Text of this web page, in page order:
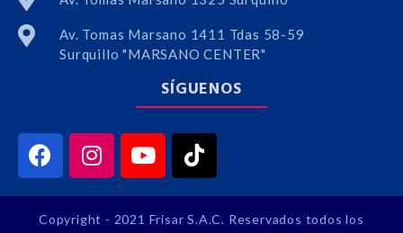
Av. Tomas Marsano 1411 Tdas 58-59
Surquillo "MARSANO CENTER"
SÍGUENOS
Copyright - 2021 Frisar S.A.C. Reservados todos los